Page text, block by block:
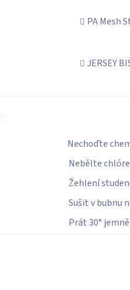
PA Mesh
JERSEY
Nechoďte
Nebělte
Žehlení
Sušit v bubnu
Prát 30° jemně